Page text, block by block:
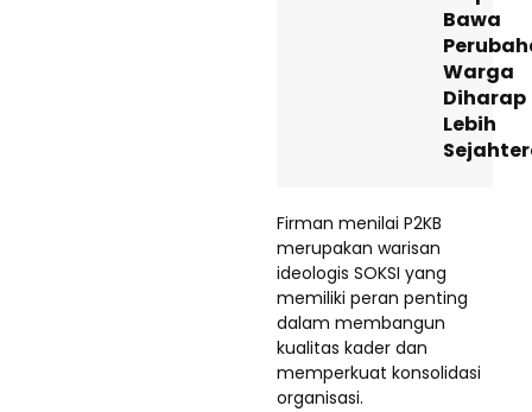
Bawa
Warga
Diharap
Lebih
Firman menilai P2KB
merupakan warisan
ideologis SOKSI yang
memiliki peran penting
dalam membangun
kualitas kader dan
memperkuat konsolidasi
organisasi.